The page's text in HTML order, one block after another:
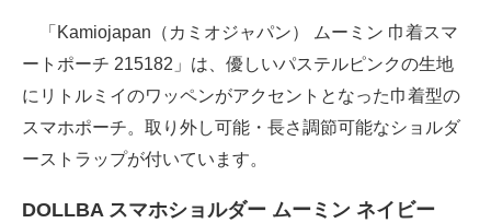
「Kamiojapan（カミオジャパン） ムーミン 巾着スマ
ートポーチ 215182」は、優しいパステルピンクの生地
にリトルミイのワッペンがアクセントとなった巾着型の
スマホポーチ。取り外し可能・長さ調節可能なショルダ
ーストラップが付いています。
DOLLBA スマホショルダー ムーミン ネイビー